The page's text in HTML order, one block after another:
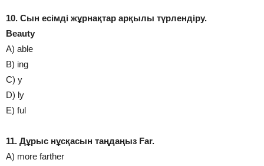
10. Сын есімді жұрнақтар арқылы түрлендіру.
Beauty
A) able
B) ing
C) y
D) ly
E) ful
11. Дұрыс нұсқасын таңдаңыз Far.
A) more farther